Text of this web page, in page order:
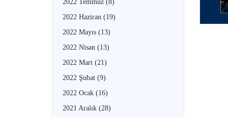
2022 Temmuz (8)
2022 Haziran (19)
2022 Mayıs (13)
2022 Nisan (13)
2022 Mart (21)
2022 Şubat (9)
2022 Ocak (16)
2021 Aralık (28)